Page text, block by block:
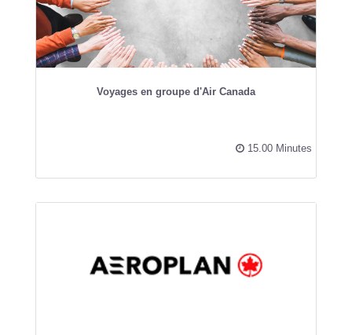
Voyages en groupe d'Air Canada
15.00 Minutes